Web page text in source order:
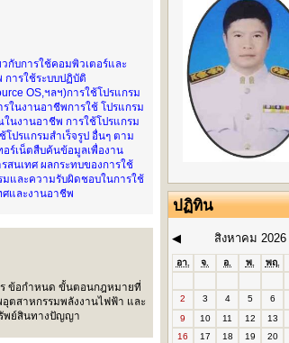
กับการใช้คอมพิวเตอร์และ
การใช้ระบบปฏิบัติ
OS,ฯลฯ)การใช้โปรแกรม
ในงานอาชีพการใช้ โปรแกรม
นงานอาชีพ การใช้โปรแกรม
โปรแกรมสำเร็จรูป อื่นๆ ตาม
ร์เน็ตสืบค้นข้อมูลเพื่องาน
สนเทศ ผลกระทบของการใช้
มและความรับผิดชอบในการใช้
ศและงานอาชีพ
ข้อกำหนด ขั้นตอนกฎหมายที่
ตสาหกรรมพลังงานไฟฟ้า และ
พย์สินทางปัญญา
ปฏิทิน
◀ สิงหาคม 2026
อา. จ. อ. พ. พฤ.
2
3 4 5 6
9
10 11 12 13
16
17 18 19 20